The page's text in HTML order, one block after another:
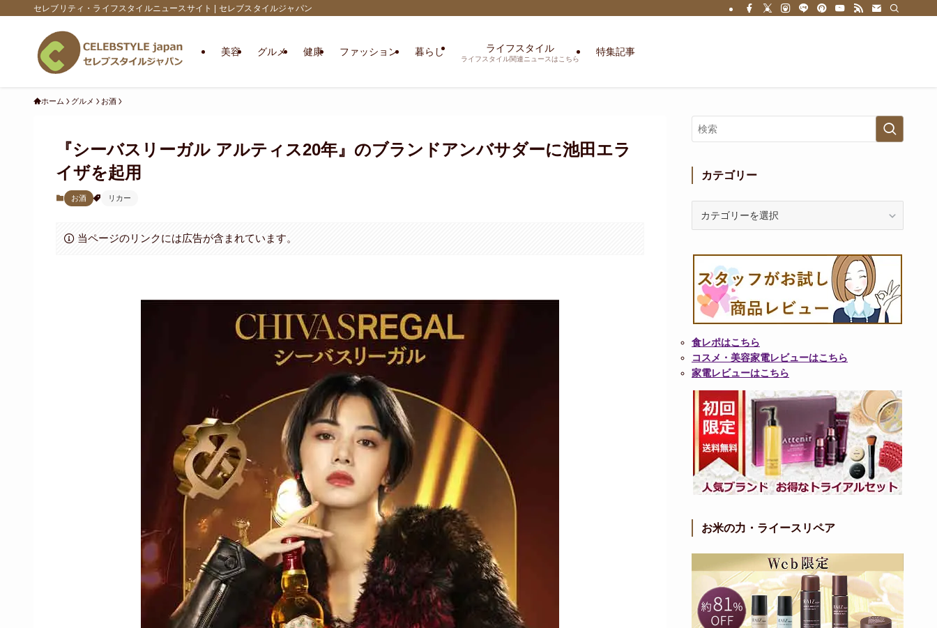
セレブリティ・ライフスタイルニュースサイト | セレブスタイルジャパン
美容 グルメ 健康 ファッション 暮らし ライフスタイル
ライフスタイル関連ニュースはこちら
特集記事
ホーム グルメ お酒
『シーバスリーガル アルティス20年』のブランドアンバサダーに池田エラ
イザを起用
お酒 リカー
当ページのリンクには広告が含まれています。
カテゴリー
リ
食レポはこちら
コスメ・美容家電レビューはこちら
家電レビューはこちら
お米の力・ライースリペア